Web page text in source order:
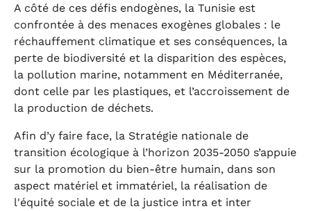
A côté de ces défis endogènes, la Tunisie est
confrontée à des menaces exogènes globales : le
réchauffement climatique et ses conséquences, la
perte de biodiversité et la disparition des espèces,
la pollution marine, notamment en Méditerranée,
dont celle par les plastiques, et l’accroissement de
la production de déchets.
Afin d’y faire face, la Stratégie nationale de
transition écologique à l’horizon 2035-2050 s’appuie
sur la promotion du bien-être humain, dans son
aspect matériel et immatériel, la réalisation de
l'équité sociale et de la justice intra et inter